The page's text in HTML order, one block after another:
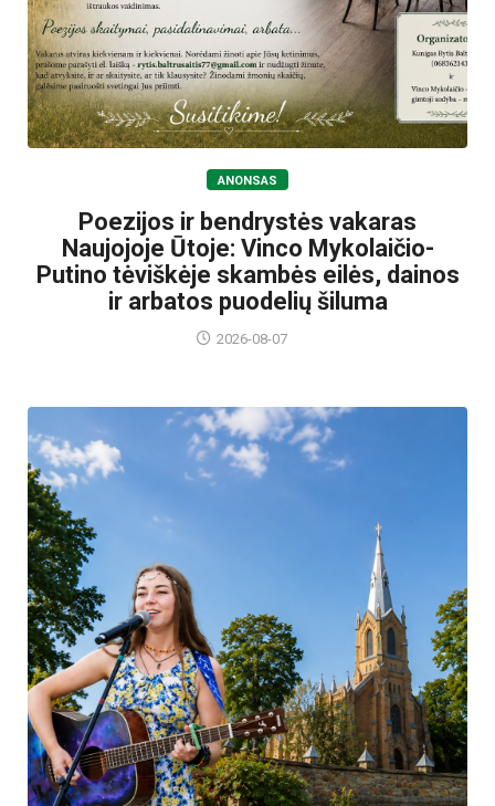
ANONSAS
Poezijos ir bendrystės vakaras
Naujojoje Ūtoje: Vinco Mykolaičio-
Putino tėviškėje skambės eilės, dainos
ir arbatos puodelių šiluma
2026-08-07